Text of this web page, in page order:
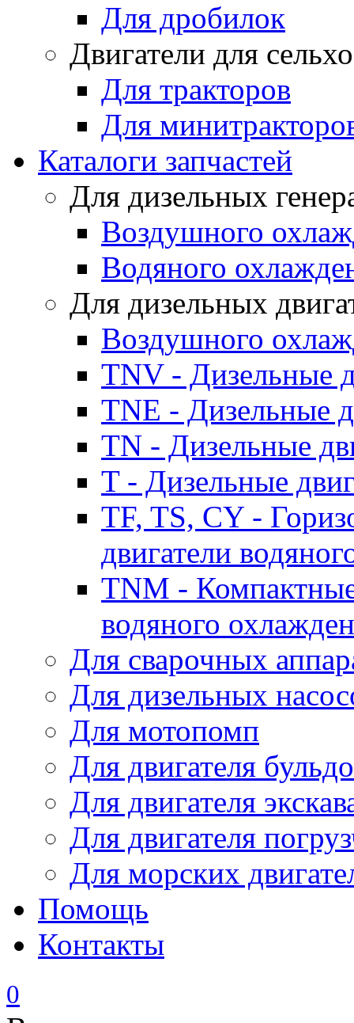
Для дробилок
Двигатели для
Для тракторов
Для
Каталоги запчастей
Для дизельных
Воздушного
Водяного
Для дизельных
Воздушного
TNV - Дизельные
TNE - Дизельные
TN - Дизельные
T - Дизельные
TF, TS, CY -
двигатели
TNM -
водяного
Для сварочных
Для дизельных
Для мотопомп
Для двигателя
Для двигателя
Для двигателя
Для морских
Помощь
Контакты
0